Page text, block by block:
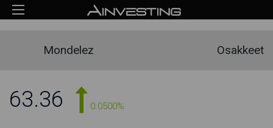
Mondelez Osakkeet
63.36 0.0500%